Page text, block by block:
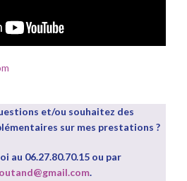
et/ou souhaitez des
sur mes prestations ?
au 06.27.80.70.15 ou par
.